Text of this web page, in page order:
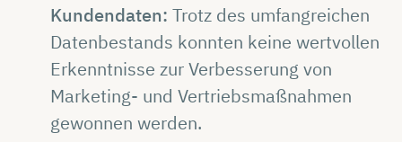
Kundendaten: Trotz des umfangreichen
Datenbestands konnten keine wertvollen
Erkenntnisse zur Verbesserung von
Marketing- und Vertriebsmaßnahmen
gewonnen werden.